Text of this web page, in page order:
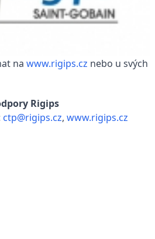
na www.rigips.cz nebo u svých
Rigips
ctp@rigips.cz, www.rigips.cz